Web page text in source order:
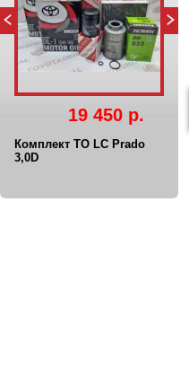
19 450 р.
Комплект ТО LC Prado
3,0D